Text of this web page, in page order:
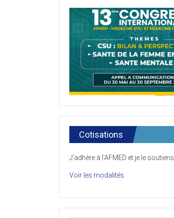
Cotisations
J’adhère à l’AFMED et je le soutiens
Voir les modalités